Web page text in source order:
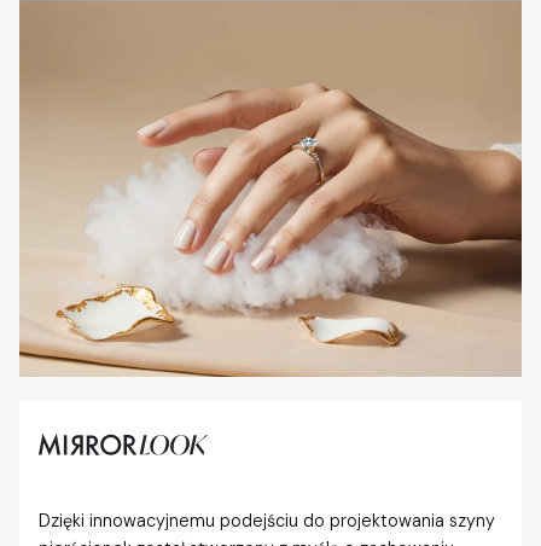
Dzięki innowacyjnemu podejściu do projektowania szyny